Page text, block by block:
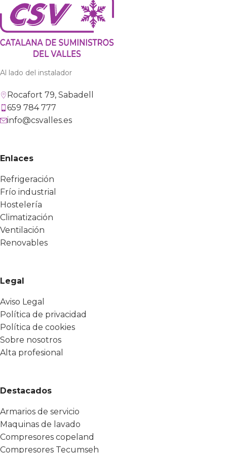
Al lado del instalador
Rocafort 79, Sabadell
659 784 777
info@csvalles.es
Enlaces
Refrigeración
Frío industrial
Hostelería
Climatización
Ventilación
Renovables
Legal
Aviso Legal
Política de privacidad
Política de cookies
Sobre nosotros
Alta profesional
Destacados
Armarios de servicio
Maquinas de lavado
Compresores copeland
Compresores Tecumseh